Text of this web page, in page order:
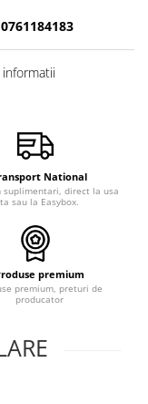
0761184183
National
suplimentari, direct la usa
ta sau la Easybox.
premium
premium, preturi de
producator